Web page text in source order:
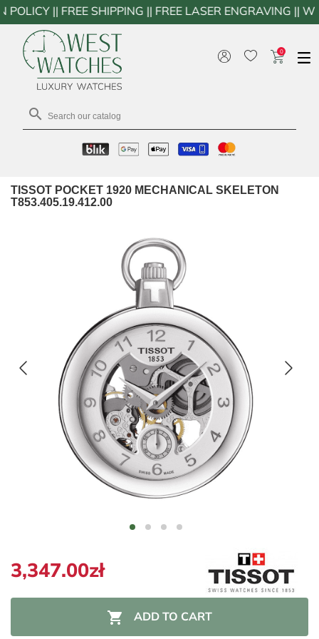

0
SHIPPING || FREE LASER ENGRAVING ||
TISSOT POCKET 1920 MECHANICAL SKELETON
T853.405.19.412.00
3,347.00zł
 ADD TO CART